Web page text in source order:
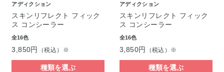
アディクション
スキンリフレクト フィック
ス コンシーラー
全16色
3,850円 （税込）※
種類を選ぶ
アディクション
スキンリフレクト フィック
ス コンシーラー
全16色
3,850円 （税込）※
種類を選ぶ